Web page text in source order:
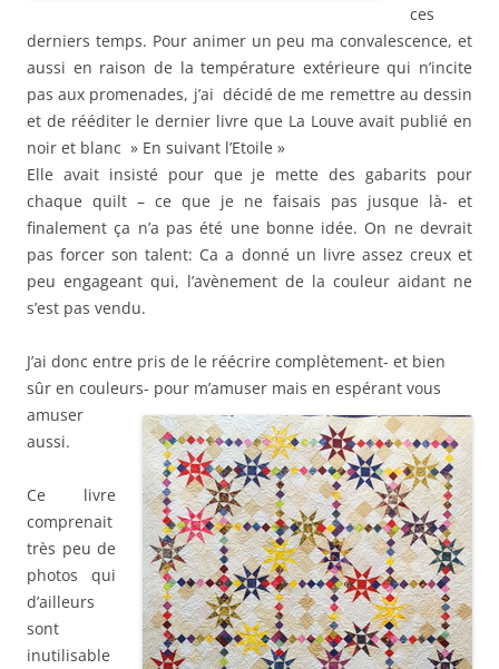
ces
derniers temps. Pour animer un peu ma convalescence, et
aussi en raison de la température extérieure qui n’incite
pas aux promenades, j’ai décidé de me remettre au dessin
et de rééditer le dernier livre que La Louve avait publié en
noir et blanc » En suivant l’Etoile »
Elle avait insisté pour que je mette des gabarits pour
chaque quilt – ce que je ne faisais pas jusque là- et
finalement ça n’a pas été une bonne idée. On ne devrait
pas forcer son talent: Ca a donné un livre assez creux et
peu engageant qui, l’avènement de la couleur aidant ne
s’est pas vendu.
J’ai donc entre pris de le réécrire complètement- et bien
sûr en couleurs- pour m’amuser mais en espérant vous
amuser
aussi.
Ce livre
comprenait
très peu de
photos qui
d’ailleurs
sont
inutilisable